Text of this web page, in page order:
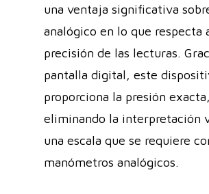
una ventaja significativa
analógico en lo que respecta
precisión de las lecturas.
pantalla digital, este
proporciona la presión exacta,
eliminando la interpretación
una escala que se requiere
manómetros analógicos.